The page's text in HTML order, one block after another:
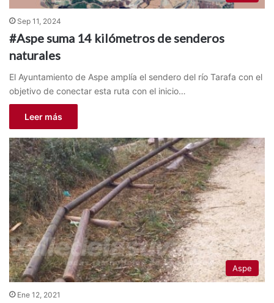
Sep 11, 2024
#Aspe suma 14 kilómetros de senderos
naturales
El Ayuntamiento de Aspe amplía el sendero del río Tarafa con el
objetivo de conectar esta ruta con el inicio…
Leer más
Aspe
Ene 12, 2021